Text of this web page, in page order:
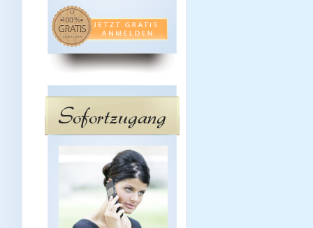
Sofortzugang